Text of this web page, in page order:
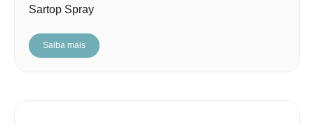
Sartop Spray
Saiba mais